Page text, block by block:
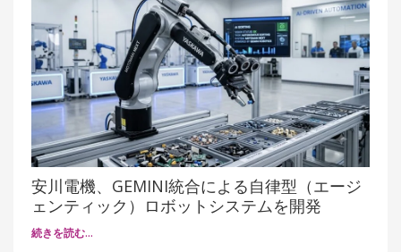
安川電機、GEMINI統合による自律型（エージ
ェンティック）ロボットシステムを開発
続きを読む…